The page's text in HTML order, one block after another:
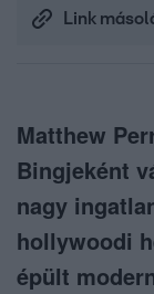
Link
Matthew
Bingjeként
nagy
hollywoodi
épült